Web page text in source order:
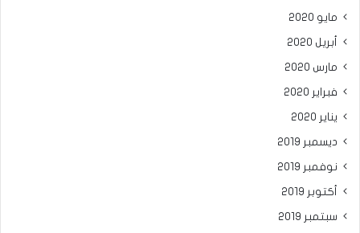
مايو 2020
أبريل 2020
مارس 2020
فبراير 2020
يناير 2020
ديسمبر 2019
نوفمبر 2019
أكتوبر 2019
سبتمبر 2019